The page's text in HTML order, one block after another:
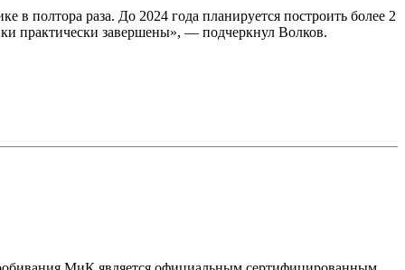
в полтора раза. До 2024 года планируется построить более 2
практически завершены», — подчеркнул Волков.